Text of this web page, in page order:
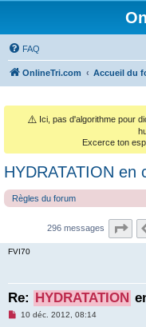
FAQ
OnlineTri.com Accueil du
⚠️ Ici, pas d'algorithme pour
Excerce ton
HYDRATATION en
Règles du forum
296 messages
FVI70
Re: HYDRATATION
M10 déc. 2012, 08:14